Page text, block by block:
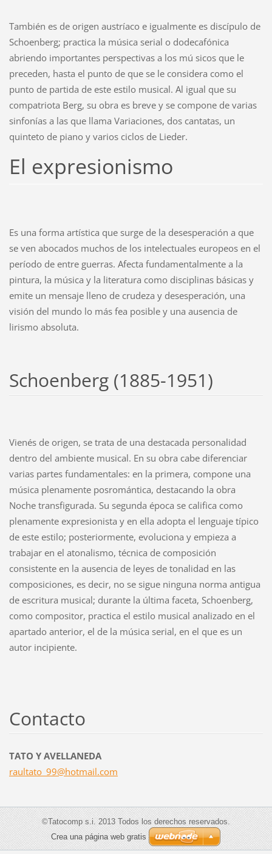
También es de origen austríaco e igualmente es discípulo de
Schoenberg; practica la música serial o dodecafónica
abriendo importantes perspectivas a los mú sicos que le
preceden, hasta el punto de que se le considera como el
punto de partida de este estilo musical. Al igual que su
compatriota Berg, su obra es breve y se compone de varias
sinfonías a las que llama Variaciones, dos cantatas, un
quinteto de piano y varios ciclos de Lieder.
El expresionismo
Es una forma artística que surge de la desesperación a que
se ven abocados muchos de los intelectuales europeos en el
período de entre guerras. Afecta fundamentalmente a la
pintura, la música y la literatura como disciplinas básicas y
emite un mensaje lleno de crudeza y desesperación, una
visión del mundo lo más fea posible y una ausencia de
lirismo absoluta.
Schoenberg (1885-1951)
Vienés de origen, se trata de una destacada personalidad
dentro del ambiente musical. En su obra cabe diferenciar
varias partes fundamentales: en la primera, compone una
música plenamente posromántica, destacando la obra
Noche transfigurada. Su segunda época se califica como
plenamente expresionista y en ella adopta el lenguaje típico
de este estilo; posteriormente, evoluciona y empieza a
trabajar en el atonalismo, técnica de composición
consistente en la ausencia de leyes de tonalidad en las
composiciones, es decir, no se sigue ninguna norma antigua
de escritura musical; durante la última faceta, Schoenberg,
como compositor, practica el estilo musical analizado en el
apartado anterior, el de la música serial, en el que es un
autor incipiente.
Contacto
TATO Y AVELLANEDA
raultato_99@hotmail.com
©Tatocomp s.i. 2013 Todos los derechos reservados.
Crea una página web gratis